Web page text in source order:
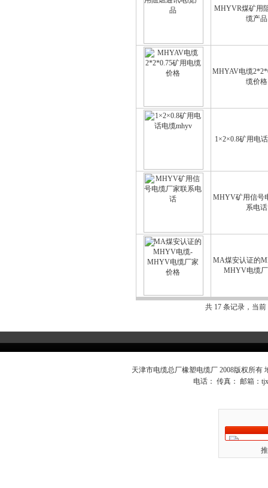
MHYVR煤矿用
缆产品
MHYAV电缆
缆价格
1×2×0.8矿用电
MHYV矿用信号
系电话
MA煤安认证的
MHYV电缆
共 17 条记录，当
天津市电缆总厂橡塑电缆厂 2008版权所
电话： 传真： 邮箱：